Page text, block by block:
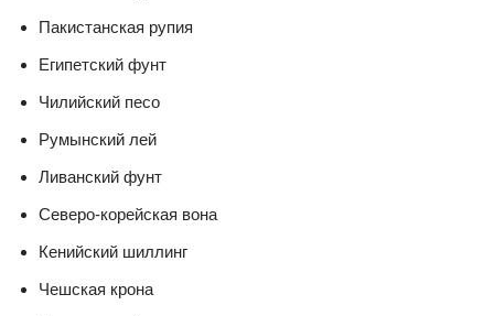
Пакистанская рупия
Египетский фунт
Чилийский песо
Румынский лей
Ливанский фунт
Северо-корейская вона
Кенийский шиллинг
Чешская крона